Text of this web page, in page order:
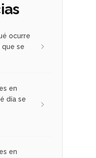
ocurre
que se
en
día se
en